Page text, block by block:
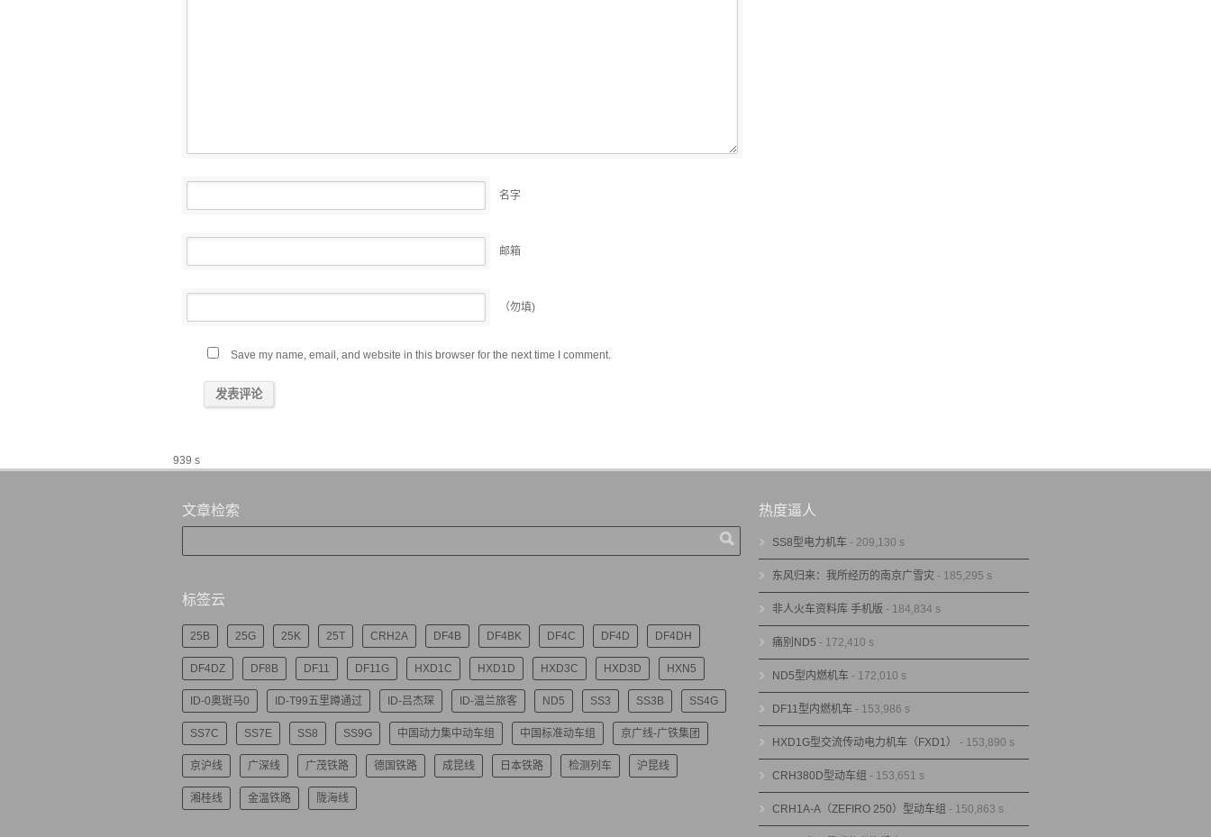
名字
邮箱
（勿填)
Save my name, email, and website in this browser for the next time I comment.
939 s
文章检索
标签云
25B 25G 25K 25T CRH2A DF4B DF4BK DF4C DF4D DF4DH
DF4DZ DF8B DF11 DF11G HXD1C HXD1D HXD3C HXD3D HXN5
ID-0奥斑马0 ID-T99五里蹲通过 ID-吕杰琛 ID-温兰旅客 ND5 SS3 SS3B SS4G
SS7C SS7E SS8 SS9G 中国动力集中动车组 中国标准动车组 京广线-广铁集团
京沪线 广深线 广茂铁路 德国铁路 成昆线 日本铁路 检测列车 沪昆线
湘桂线 金温铁路 陇海线
热度逼人
SS8型电力机车 - 209,130 s
东风归来：我所经历的南京广雪灾 - 185,295 s
非人火车资料库 手机版 - 184,834 s
痛别ND5 - 172,410 s
ND5型内燃机车 - 172,010 s
DF11型内燃机车 - 153,986 s
HXD1G型交流传动电力机车（FXD1） - 153,890 s
CRH380D型动车组 - 153,651 s
CRH1A-A（ZEFIRO 250）型动车组 - 150,863 s